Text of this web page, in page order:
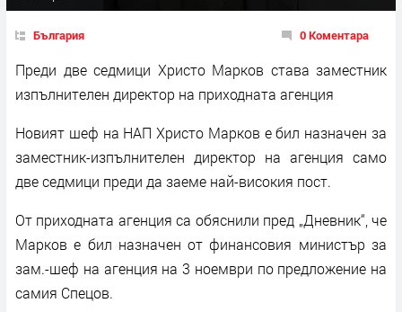
България 0 Коментара
Преди две седмици Христо Марков става заместник
изпълнителен директор на приходната агенция
Новият шеф на НАП Христо Марков е бил назначен за
заместник-изпълнителен директор на агенция само
две седмици преди да заеме най-високия пост.
От приходната агенция са обяснили пред „Дневник“, че
Марков е бил назначен от финансовия министър за
зам.-шеф на агенция на 3 ноември по предложение на
самия Спецов.